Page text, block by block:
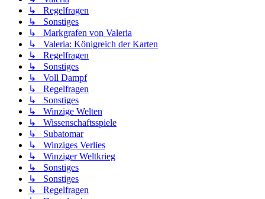
↳ Regelfragen
↳ Sonstiges
↳ Markgrafen von Valeria
↳ Valeria: Königreich der Karten
↳ Regelfragen
↳ Sonstiges
↳ Voll Dampf
↳ Regelfragen
↳ Sonstiges
↳ Winzige Welten
↳ Wissenschaftsspiele
↳ Subatomar
↳ Winziges Verlies
↳ Winziger Weltkrieg
↳ Sonstiges
↳ Sonstiges
↳ Regelfragen